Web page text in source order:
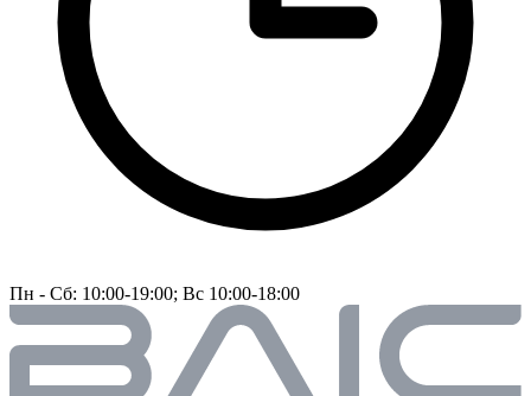
Пн - Сб: 10:00-19:00; Вс 10:00-18:00